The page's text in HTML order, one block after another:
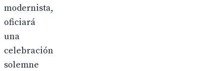
modernista,
oficiará
una
celebración
solemne